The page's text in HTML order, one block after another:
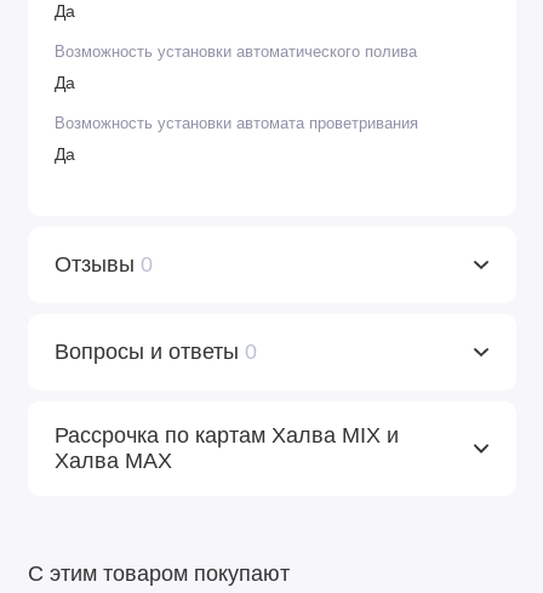
Да
Возможность установки автоматического полива
Да
Возможность установки автомата проветривания
Да
Отзывы 0
Вопросы и ответы 0
Рассрочка по картам Халва MIX и
Халва MAX
С этим товаром покупают